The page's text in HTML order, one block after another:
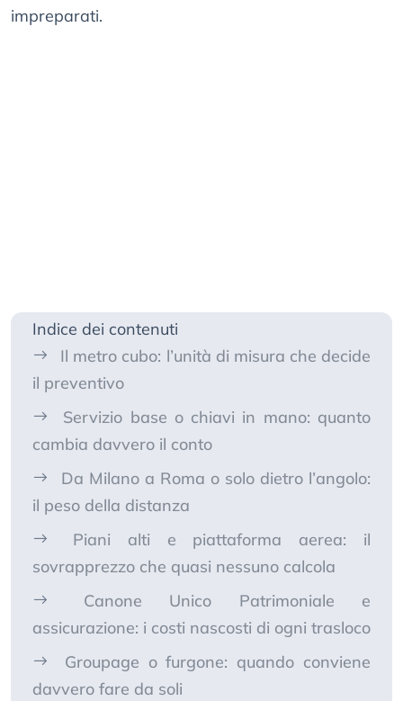
impreparati.
Indice dei contenuti
Il metro cubo: l’unità di misura che decide
il preventivo
Servizio base o chiavi in mano: quanto
cambia davvero il conto
Da Milano a Roma o solo dietro l’angolo:
il peso della distanza
Piani alti e piattaforma aerea: il
sovrapprezzo che quasi nessuno calcola
Canone Unico Patrimoniale e
assicurazione: i costi nascosti di ogni trasloco
Groupage o furgone: quando conviene
davvero fare da soli